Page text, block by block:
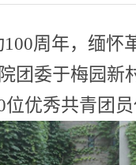
100周年 ，缅怀
团委于梅园新
位优秀共青团员